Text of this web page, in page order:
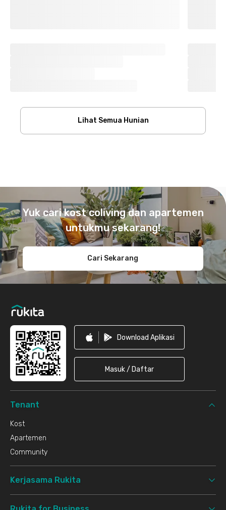
Lihat Semua Hunian
Yuk cari kost coliving dan apartemen
untukmu sekarang!
Cari Sekarang
Download Aplikasi
Masuk / Daftar
Tenant
Kost
Apartemen
Community
Kerjasama Rukita